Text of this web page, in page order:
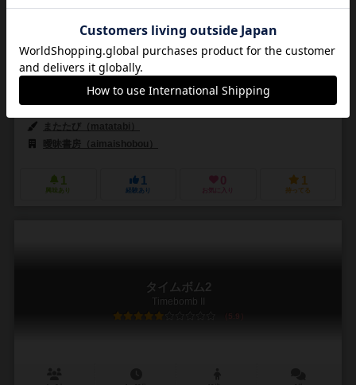
2人用 5～15分 8歳～
鹿になって逃げ切るか、猟師になって仕留めるか。
少しの推理要素と運を味方につけたい2人用非対称狩猟ゲーム。
またたび（matatabi）
またたび（matatabi）
曖昧書房（aimaishobou）
1
興味あり
1
経験あり
0
お気に入り
1
持ってる
タイムボム2
Timebomb II
5.9